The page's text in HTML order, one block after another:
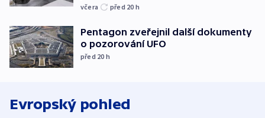
včera před 20 h
Pentagon zveřejnil další dokumenty
o pozorování UFO
před 20 h
Evropský pohled